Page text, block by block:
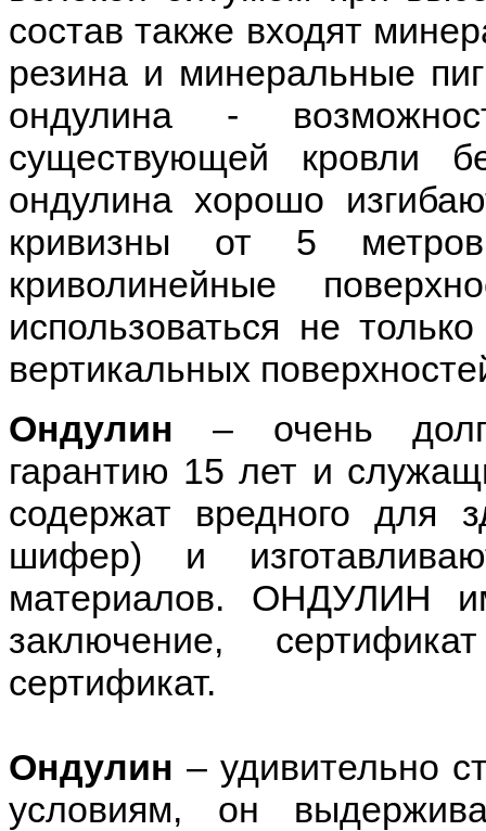
состав также входят
резина и минеральные
ондулина -
существующей кровли
ондулина хорошо
кривизны от 5
криволинейные
использоваться не
вертикальных
Ондулин – очень
гарантию 15 лет и
содержат вредного для
шифер) и
материалов. ОНДУЛИН
заключение,
сертификат.
Ондулин – удивительно
условиям, он